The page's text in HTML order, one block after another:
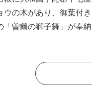
の木があり、御葉付
曽爾の獅子舞」が奉納